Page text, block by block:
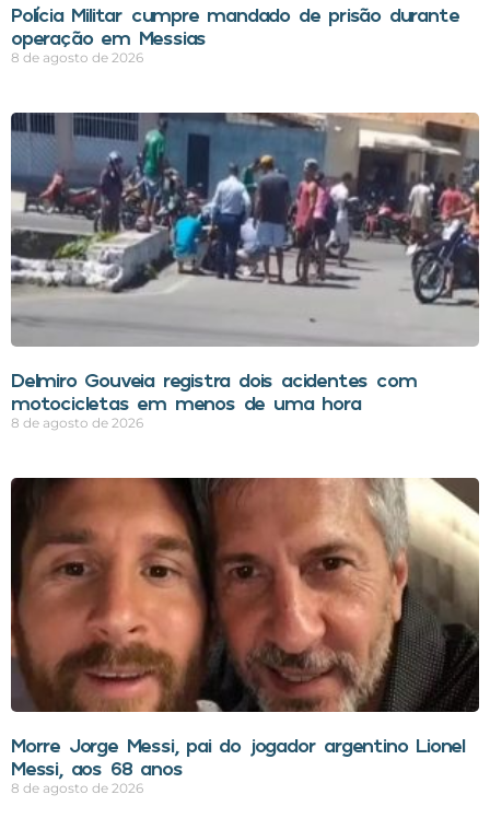
Polícia Militar cumpre mandado de prisão durante
operação em Messias
8 de agosto de 2026
Delmiro Gouveia registra dois acidentes com
motocicletas em menos de uma hora
8 de agosto de 2026
Morre Jorge Messi, pai do jogador argentino Lionel
Messi, aos 68 anos
8 de agosto de 2026